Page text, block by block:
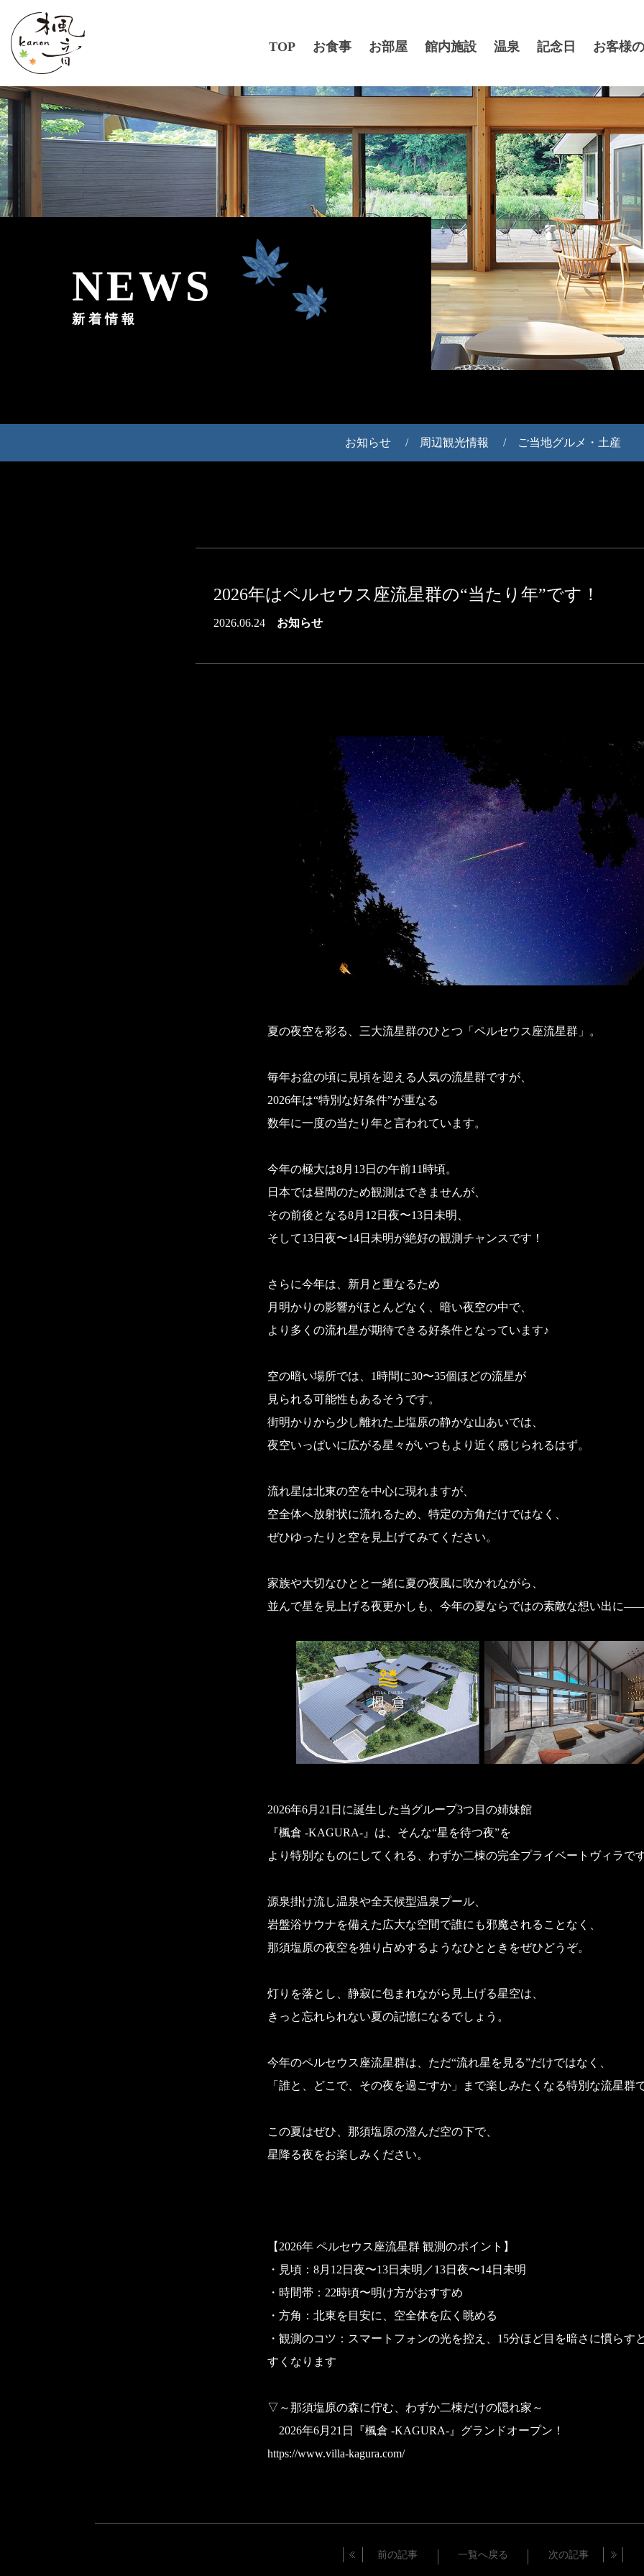
TOP お食事 お部屋 館内施設 温泉 記念日 お客様
NEWS
新着情報
お知らせ 周辺観光情報 ご当地グルメ・土産
2026年はペルセウス座流星群の“当たり年”です！
2026.06.24 お知らせ
夏の夜空を彩る、三大流星群のひとつ「ペルセウス座流星群」。
毎年お盆の頃に見頃を迎える人気の流星群ですが、
2026年は“特別な好条件”が重なる
数年に一度の当たり年と言われています。
今年の極大は8月13日の午前11時頃。
日本では昼間のため観測はできませんが、
その前後となる8月12日夜〜13日未明、
そして13日夜〜14日未明が絶好の観測チャンスです！
さらに今年は、新月と重なるため
月明かりの影響がほとんどなく、暗い夜空の中で、
より多くの流れ星が期待できる好条件となっています♪
空の暗い場所では、1時間に30〜35個ほどの流星が
見られる可能性もあるそうです。
街明かりから少し離れた上塩原の静かな山あいでは、
夜空いっぱいに広がる星々がいつもより近く感じられるはず。
流れ星は北東の空を中心に現れますが、
空全体へ放射状に流れるため、特定の方角だけではなく、
ぜひゆったりと空を見上げてみてください。
家族や大切なひとと一緒に夏の夜風に吹かれながら、
並んで星を見上げる夜更かしも、今年の夏ならではの素敵な想い出に
2026年6月21日に誕生した当グループ3つ目の姉妹館
『楓倉 -KAGURA-』は、そんな“星を待つ夜”を
より特別なものにしてくれる、わずか二棟の完全プライベートヴィラで
源泉掛け流し温泉や全天候型温泉プール、
岩盤浴サウナを備えた広大な空間で誰にも邪魔されることなく、
那須塩原の夜空を独り占めするようなひとときをぜひどうぞ。
灯りを落とし、静寂に包まれながら見上げる星空は、
きっと忘れられない夏の記憶になるでしょう。
今年のペルセウス座流星群は、ただ“流れ星を見る”だけではなく、
「誰と、どこで、その夜を過ごすか」まで楽しみたくなる特別な流星群
この夏はぜひ、那須塩原の澄んだ空の下で、
星降る夜をお楽しみください。
【2026年 ペルセウス座流星群 観測のポイント】
・見頃：8月12日夜〜13日未明／13日夜〜14日未明
・時間帯：22時頃〜明け方がおすすめ
・方角：北東を目安に、空全体を広く眺める
・観測のコツ：スマートフォンの光を控え、15分ほど目を暗さに慣らす
すくなります
▽～那須塩原の森に佇む、わずか二棟だけの隠れ家～
2026年6月21日『楓倉 -KAGURA-』グランドオープン！
https://www.villa-kagura.com/
前の記事 一覧へ戻る 次の記事